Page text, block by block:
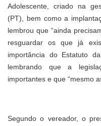
Adolescente, criado na
(PT), bem como a
lembrou que “ainda
resguardar os que já
importância do Estatuto
lembrando que a
importantes e que “mesmo
Segundo o vereador, o